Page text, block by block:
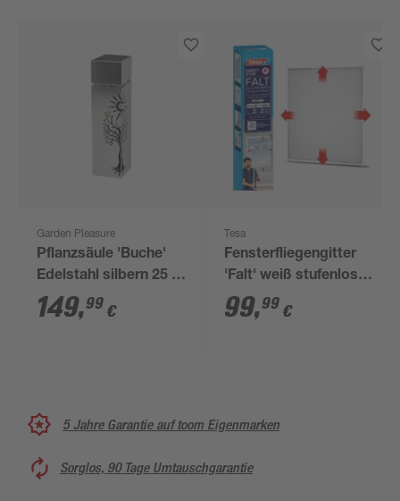
Garden Pleasure
Pflanzsäule 'Buche'
Edelstahl silbern 25 x
102 x 25 cm
149,99 €
Tesa
Fensterfliegengitter
'Falt' weiß stufenlos
von 80 x 80 bis 140 x
140 cm
99,99 €
5 Jahre Garantie auf toom Eigenmarken
Sorglos, 90 Tage Umtauschgarantie